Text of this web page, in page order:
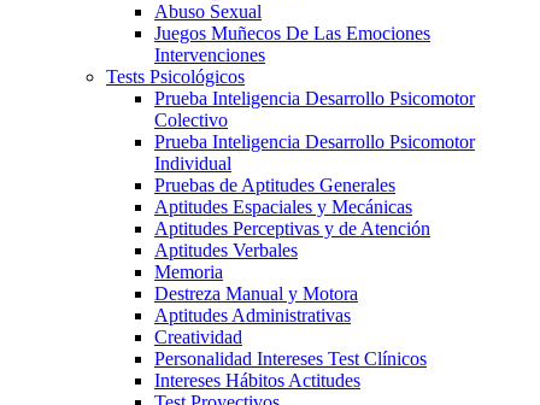
Abuso Sexual
Juegos Muñecos De Las Emociones
Intervenciones
Tests Psicológicos
Prueba Inteligencia Desarrollo Psicomotor
Colectivo
Prueba Inteligencia Desarrollo Psicomotor
Individual
Pruebas de Aptitudes Generales
Aptitudes Espaciales y Mecánicas
Aptitudes Perceptivas y de Atención
Aptitudes Verbales
Memoria
Destreza Manual y Motora
Aptitudes Administrativas
Creatividad
Personalidad Intereses Test Clínicos
Intereses Hábitos Actitudes